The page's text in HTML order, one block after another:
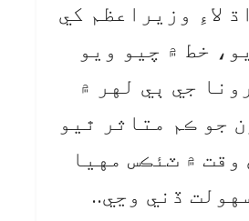
لاءِ وزيراعظم کي
خط ۾ چيو ويو
جي ٻي لهر ۾
جو ڪم متاثر ٿيو
وقت ۾ ٽئڪس مهيا
ڏني وڃي..